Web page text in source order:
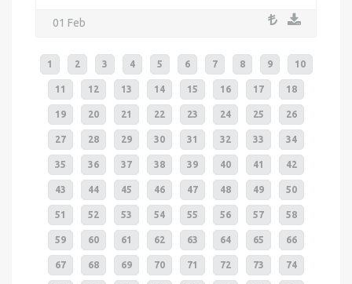
01 Feb
1 2 3 4 5 6 7 8 9 10
11 12 13 14 15 16 17 18
19 20 21 22 23 24 25 26
27 28 29 30 31 32 33 34
35 36 37 38 39 40 41 42
43 44 45 46 47 48 49 50
51 52 53 54 55 56 57 58
59 60 61 62 63 64 65 66
67 68 69 70 71 72 73 74